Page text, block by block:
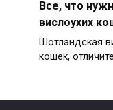
Все, что
вислоухих
Шотландская
кошек,